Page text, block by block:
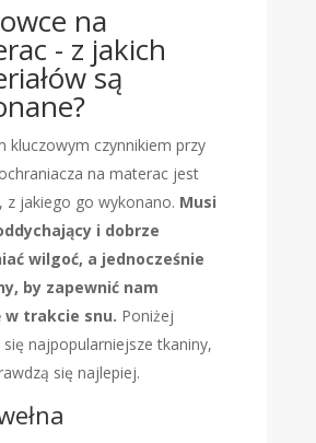
na
- z jakich
są
kluczowym czynnikiem przy
na materac jest
z jakiego go wykonano. Musi
i dobrze
wilgoć, a jednocześnie
by zapewnić nam
w trakcie snu. Poniżej
najpopularniejsze tkaniny,
się najlepiej.